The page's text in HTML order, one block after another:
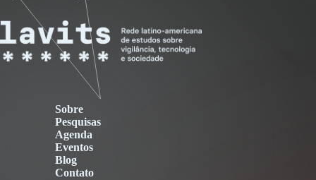
Sobre
Pesquisas
Agenda
Eventos
Blog
Contato